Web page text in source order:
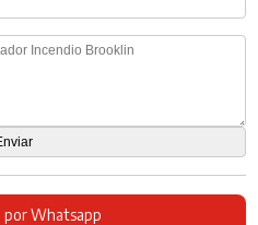
por Whatsapp